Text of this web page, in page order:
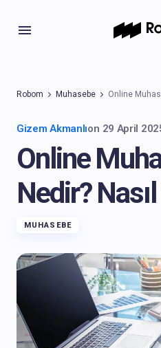
Robom Muhasebe Online
Gizem Akmanlıon 29 April
Online
Nedir? Nasıl
MUHASEBE